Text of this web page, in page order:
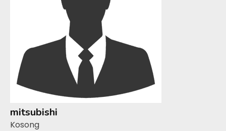
mitsubishi
Kosong